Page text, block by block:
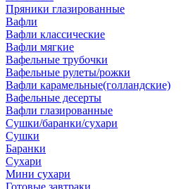
Пряники глазированные
Вафли
Вафли классические
Вафли мягкие
Вафельные трубочки
Вафельные рулеты/рожки
Вафли карамельные(голландские)
Вафельные десерты
Вафли глазированные
Сушки/баранки/сухари
Сушки
Баранки
Сухари
Мини сухари
Готовые завтраки